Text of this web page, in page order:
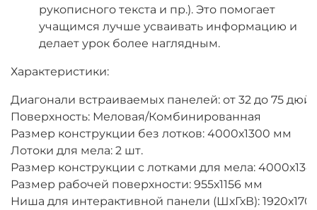
рукописного текста и пр.). Это помогает
учащимся лучше усваивать информацию и
делает урок более наглядным.
Характеристики:
Диагонали встраиваемых панелей: от 32 до 75
Поверхность: Меловая/Комбинированная
Размер конструкции без лотков: 4000х1300 мм
Лотоки для мела: 2 шт.
Размер конструкции с лотками для мела:
Размер рабочей поверхности: 955х1156 мм
Ниша для интерактивной панели (ШхГхВ):